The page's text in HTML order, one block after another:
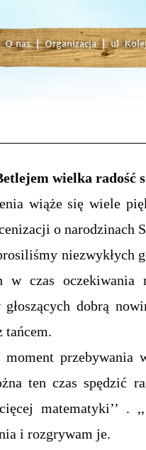
O nas | Organizacja | ul.
wielka radość
wiąże się wiele
o narodzinach
niezwykłych
czas oczekiwania
dobrą
tańcem.
przebywania
ten czas spędzić
matematyki’’ .
i rozgrywam je.